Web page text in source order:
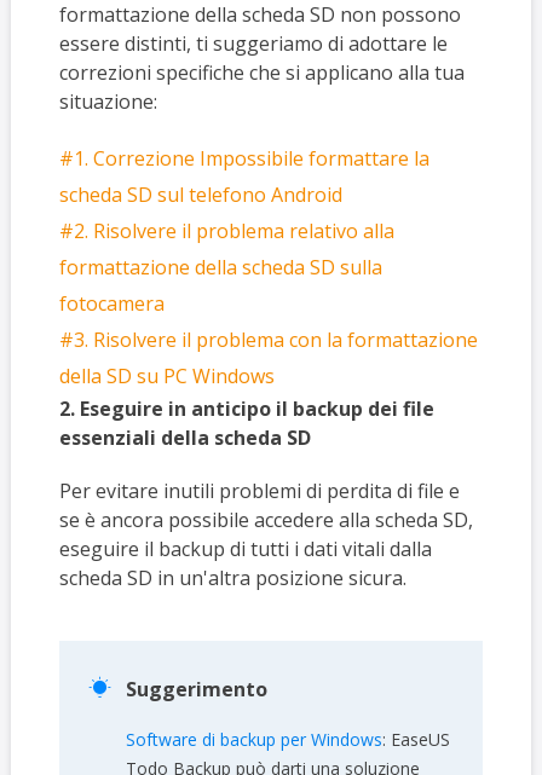
formattazione della scheda SD non possono
essere distinti, ti suggeriamo di adottare le
correzioni specifiche che si applicano alla tua
situazione:
#1. Correzione Impossibile formattare la
scheda SD sul telefono Android
#2. Risolvere il problema relativo alla
formattazione della scheda SD sulla
fotocamera
#3. Risolvere il problema con la formattazione
della SD su PC Windows
2. Eseguire in anticipo il backup dei file
essenziali della scheda SD
Per evitare inutili problemi di perdita di file e
se è ancora possibile accedere alla scheda SD,
eseguire il backup di tutti i dati vitali dalla
scheda SD in un'altra posizione sicura.
 Suggerimento
Software di backup per Windows: EaseUS
Todo Backup può darti una soluzione